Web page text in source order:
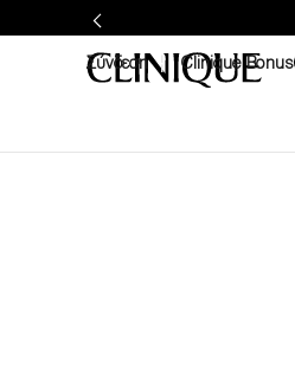
Σύνδεση Clinique Bonus